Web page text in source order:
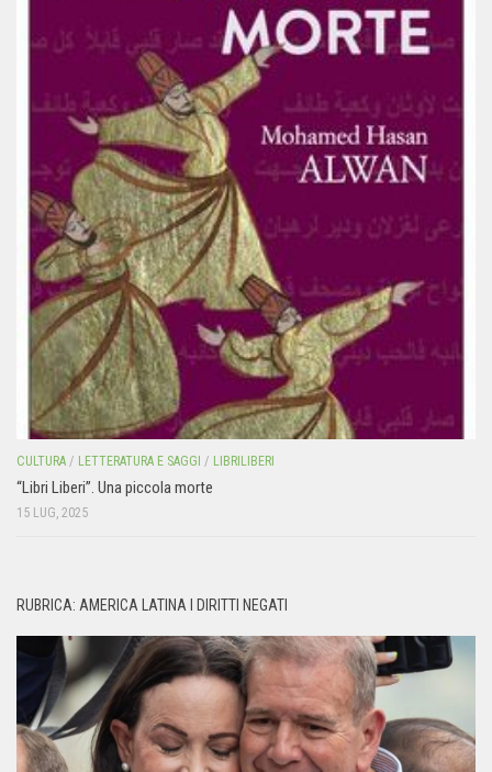
CULTURA / LETTERATURA E SAGGI / LIBRILIBERI
“Libri Liberi”. Una piccola morte
15 LUG, 2025
RUBRICA: AMERICA LATINA I DIRITTI NEGATI